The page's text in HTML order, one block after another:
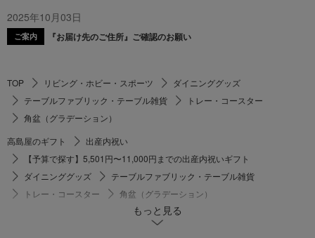
2025年10月03日
ご案内 『お届け先のご住所』ご確認のお願い
TOP リビング・ホビー・スポーツ
ダイニンググッズ
テーブルファブリック・テーブル雑貨
トレー・コースター
角盆（グラデーション）
高島屋のギフト
出産内祝い
【予算で探す】5,501円〜11,000円までの出産内祝いギフト
ダイニンググッズ
テーブルファブリック・テーブル雑貨
トレー・コースター
角盆（グラデーション）
インテリア・雑貨
もっと見る